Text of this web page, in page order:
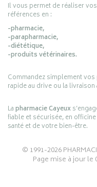
Il vous permet de réaliser
références en :
-pharmacie,
-parapharmacie,
-diététique,
-produits vétérinaires.
Commandez simplement
rapide au drive ou la
Lapharmacie Cayeux
fiable et sécurisée, en
santé et de votre bien-être.
© 1991-2026
Page mise à jour le